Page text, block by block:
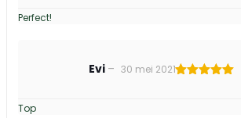
Perfect!
Evi – 30 mei 2021
Top